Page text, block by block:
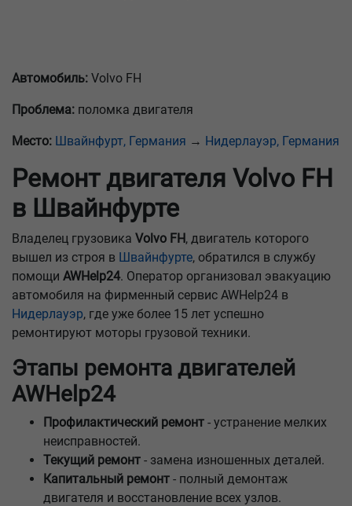
Автомобиль: Volvo FH
Проблема: поломка двигателя
Место: Швайнфурт, Германия → Нидерлауэр, Германия
Ремонт двигателя Volvo FH
в Швайнфурте
Владелец грузовика Volvo FH, двигатель которого
вышел из строя в Швайнфурте, обратился в службу
помощи AWHelp24. Оператор организовал эвакуацию
автомобиля на фирменный сервис AWHelp24 в
Нидерлауэр, где уже более 15 лет успешно
ремонтируют моторы грузовой техники.
Этапы ремонта двигателей
AWHelp24
Профилактический ремонт - устранение мелких
неисправностей.
Текущий ремонт - замена изношенных деталей.
Капитальный ремонт - полный демонтаж
двигателя и восстановление всех узлов.